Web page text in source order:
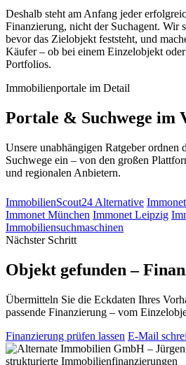
Deshalb steht am Anfang jeder
Finanzierung, nicht der Suchagent. Wir
bevor das Zielobjekt feststeht, und
Käufer – ob bei einem Einzelobjekt
Portfolios.
Immobilienportale im Detail
Portale & Suchwege im
Unsere unabhängigen Ratgeber ordnen
Suchwege ein – von den großen
und regionalen Anbietern.
ImmobilienScout24 Alternative Immonet
Immonet München Immonet Leipzig
Immobiliensuchmaschinen
Nächster Schritt
Objekt gefunden –
Übermitteln Sie die Eckdaten Ihres
passende Finanzierung – vom
Finanzierung prüfen lassen E-Mail